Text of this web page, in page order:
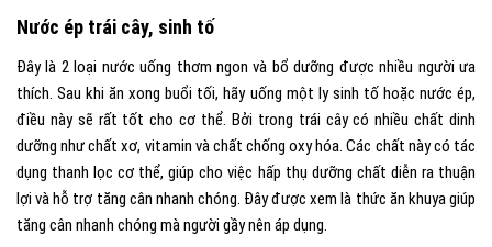
Nước ép trái cây, sinh tố
Đây là 2 loại nước uống thơm ngon và bổ dưỡng được nhiều người ưa
thích. Sau khi ăn xong buổi tối, hãy uống một ly sinh tố hoặc nước ép,
điều này sẽ rất tốt cho cơ thể. Bởi trong trái cây có nhiều chất dinh
dưỡng như chất xơ, vitamin và chất chống oxy hóa. Các chất này có tác
dụng thanh lọc cơ thể, giúp cho việc hấp thụ dưỡng chất diễn ra thuận
lợi và hỗ trợ tăng cân nhanh chóng. Đây được xem là thức ăn khuya giúp
tăng cân nhanh chóng mà người gầy nên áp dụng.